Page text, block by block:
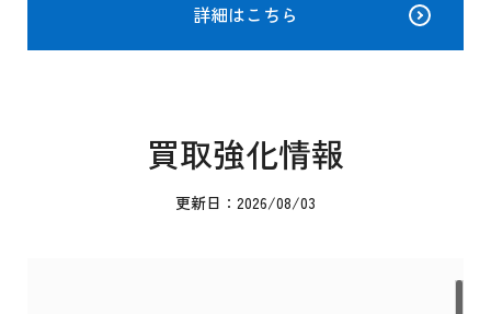
詳細はこちら
買取強化情報
更新日：2026/08/03